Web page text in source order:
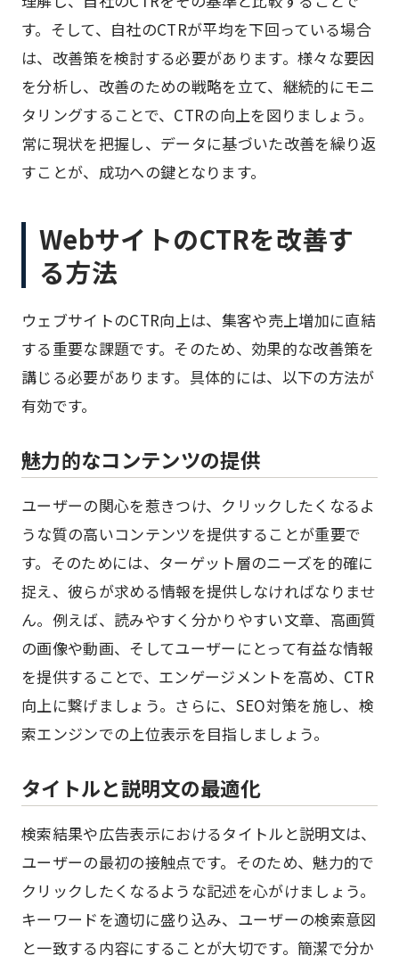
す。そして、自社のCTRが平均を下回っている場合
は、改善策を検討する必要があります。様々な要因
を分析し、改善のための戦略を立て、継続的にモニ
タリングすることで、CTRの向上を図りましょう。
常に現状を把握し、データに基づいた改善を繰り返
すことが、成功への鍵となります。
WebサイトのCTRを改善す
る方法
ウェブサイトのCTR向上は、集客や売上増加に直結
する重要な課題です。そのため、効果的な改善策を
講じる必要があります。具体的には、以下の方法が
有効です。
魅力的なコンテンツの提供
ユーザーの関心を惹きつけ、クリックしたくなるよ
うな質の高いコンテンツを提供することが重要で
す。そのためには、ターゲット層のニーズを的確に
捉え、彼らが求める情報を提供しなければなりませ
ん。例えば、読みやすく分かりやすい文章、高画質
の画像や動画、そしてユーザーにとって有益な情報
を提供することで、エンゲージメントを高め、CTR
向上に繋げましょう。さらに、SEO対策を施し、検
索エンジンでの上位表示を目指しましょう。
タイトルと説明文の最適化
検索結果や広告表示におけるタイトルと説明文は、
ユーザーの最初の接触点です。そのため、魅力的で
クリックしたくなるような記述を心がけましょう。
キーワードを適切に盛り込み、ユーザーの検索意図
と一致する内容にすることが大切です。簡潔で分か